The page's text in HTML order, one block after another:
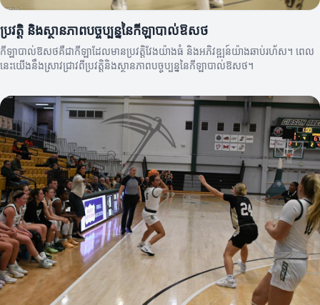
ប្រវត្តិ និងស្ថានភាពបច្ចុប្បន្ននៃកីឡាបាល់ឱសថ
កីឡាបាល់ឱសថគឺជាកីឡាដែលមានប្រវត្តិវែងយ៉ាងធំ និងអភិវឌ្ឍន៍យ៉ាងឆាប់រហ័ស។ ពេល
នេះយើងនឹងស្រាវជ្រាវពីប្រវត្តិនិងស្ថានភាពបច្ចុប្បន្ននៃកីឡាបាល់ឱសថ។